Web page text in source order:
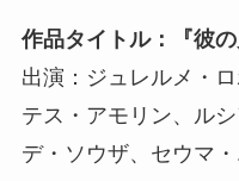
作品タイトル：『彼の
出演：ジュレルメ・
テス・アモリン、ル
デ・ソウザ、セウマ